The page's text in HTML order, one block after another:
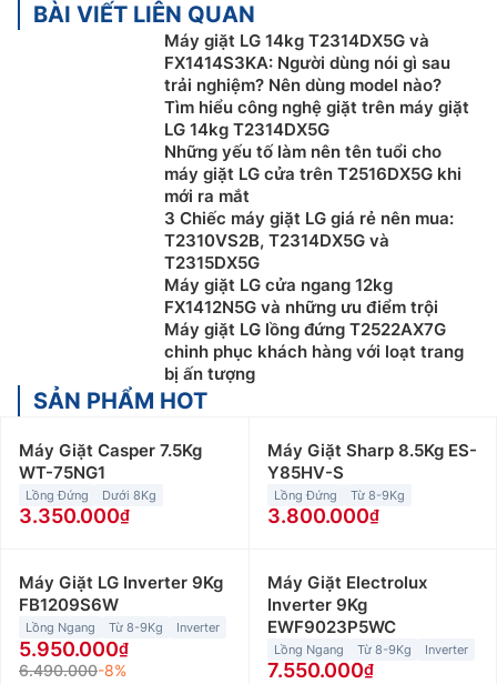
BÀI VIẾT LIÊN QUAN
Máy giặt LG 14kg T2314DX5G và
FX1414S3KA: Người dùng nói gì sau
trải nghiệm? Nên dùng model nào?
Tìm hiểu công nghệ giặt trên máy giặt
LG 14kg T2314DX5G
Những yếu tố làm nên tên tuổi cho
máy giặt LG cửa trên T2516DX5G khi
mới ra mắt
3 Chiếc máy giặt LG giá rẻ nên mua:
T2310VS2B, T2314DX5G và
T2315DX5G
Máy giặt LG cửa ngang 12kg
FX1412N5G và những ưu điểm trội
Máy giặt LG lồng đứng T2522AX7G
chinh phục khách hàng với loạt trang
bị ấn tượng
SẢN PHẨM HOT
Máy Giặt Casper 7.5Kg
WT-75NG1
Lồng Đứng Dưới 8Kg
3.350.000
Máy Giặt Sharp 8.5Kg ES-
Y85HV-S
Lồng Đứng Từ 8-9Kg
3.800.000
Máy Giặt LG Inverter 9Kg
FB1209S6W
Lồng Ngang Từ 8-9Kg Inverter
5.950.000
6.490.000-8%
Máy Giặt Electrolux
Inverter 9Kg
EWF9023P5WC
Lồng Ngang Từ 8-9Kg Inverter
7.550.000